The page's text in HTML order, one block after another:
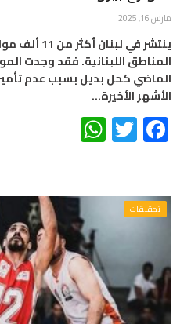
مارس 16, 2025
ينتشر في
المناطق اللبنانية. فقد وجدت
الماضي كحل بديل بسبب عدم
الأشهر الأخيرة…
Facebook
Twitter
تحقيقات